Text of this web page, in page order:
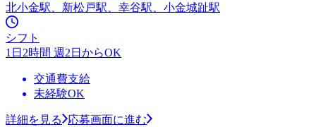
北小金駅、新松戸駅、幸谷駅、小金城趾駅
シフト
1日2時間 週2日からOK
交通費支給
未経験OK
詳細を見る
応募画面に進む